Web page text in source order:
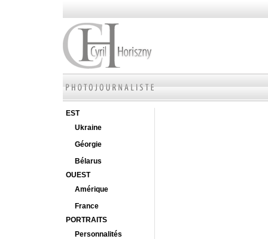
EST
Ukraine
Géorgie
Bélarus
OUEST
Amérique
France
PORTRAITS
Personnalités